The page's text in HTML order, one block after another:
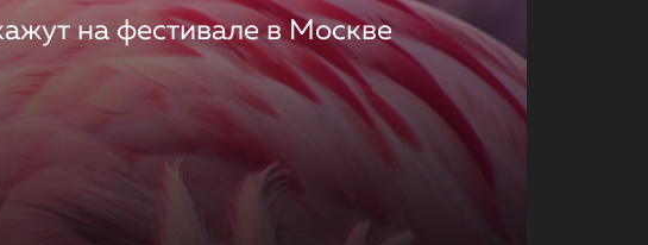
на фестивале в Москве